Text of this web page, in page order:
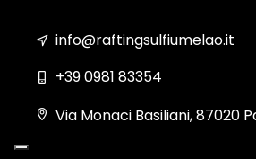
info@raftingsulfiumelao.it
+39 0981 83354
Via Monaci Basiliani, 87020